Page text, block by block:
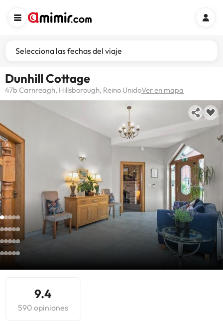
Selecciona las fechas del viaje
Dunhill Cottage
47b Carnreagh, Hillsborough, Reino UnidoVer en mapa
9.4
590 opiniones